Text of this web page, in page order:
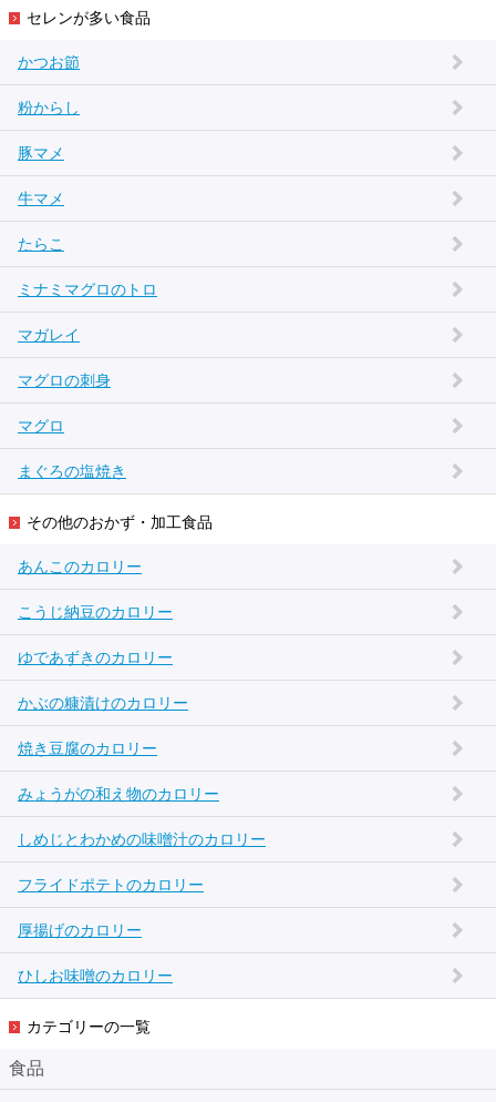
セレンが多い食品
かつお節
粉からし
豚マメ
牛マメ
たらこ
ミナミマグロのトロ
マガレイ
マグロの刺身
マグロ
まぐろの塩焼き
その他のおかず・加工食品
あんこのカロリー
こうじ納豆のカロリー
ゆであずきのカロリー
かぶの糠漬けのカロリー
焼き豆腐のカロリー
みょうがの和え物のカロリー
しめじとわかめの味噌汁のカロリー
フライドポテトのカロリー
厚揚げのカロリー
ひしお味噌のカロリー
カテゴリーの一覧
食品